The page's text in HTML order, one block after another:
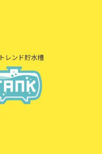
トレンド貯水槽